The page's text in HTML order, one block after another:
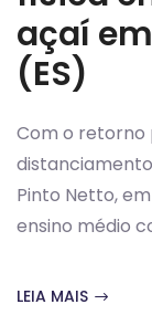
açaí
(ES)
Com o retorno
Pinto Netto,
ensino médio
LEIA MAIS